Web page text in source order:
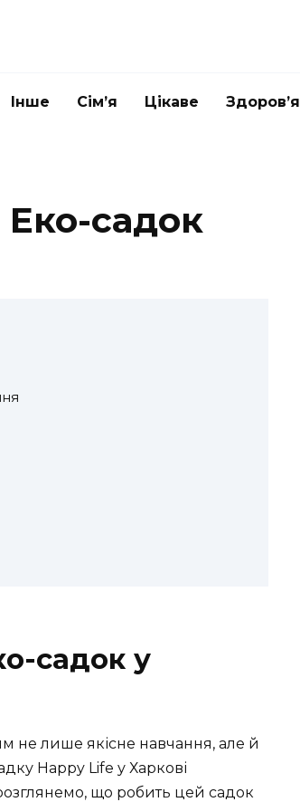
Інше Сім’я Цікаве Здоров’я
садок
садок у
не лише якісне навчання, але й
Happy Life у Харкові
що робить цей садок